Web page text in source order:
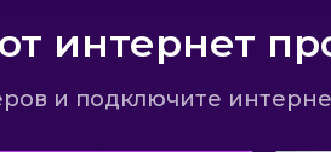
интернет
и подключите